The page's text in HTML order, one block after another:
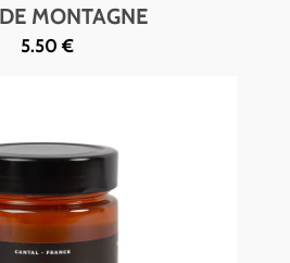
MONTAGNE
5.50 €